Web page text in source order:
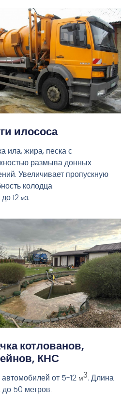
илососа
ила, жира, песка с
размыва донных
Увеличивает пропускную
колодца.
12 м3.
котлованов,
КНС
от 5-12 м3. Длина
до 50 метров.